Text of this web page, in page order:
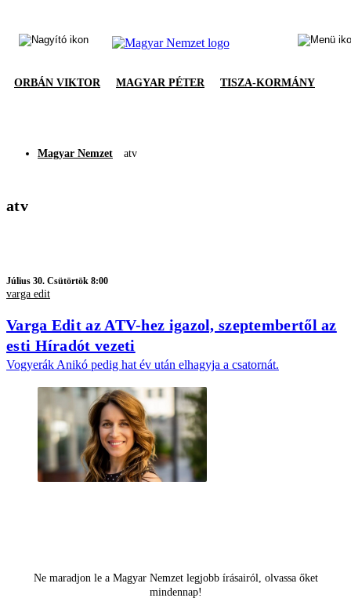
ORBÁN VIKTOR MAGYAR PÉTER TISZA-KORMÁNY
Magyar Nemzet atv
atv
Július 30. Csütörtök 8:00
varga edit
Varga Edit az ATV-hez igazol, szeptembertől az
esti Híradót vezeti
Vogyerák Anikó pedig hat év után elhagyja a csatornát.
Ne maradjon le a Magyar Nemzet legjobb írásairól, olvassa őket
mindennap!